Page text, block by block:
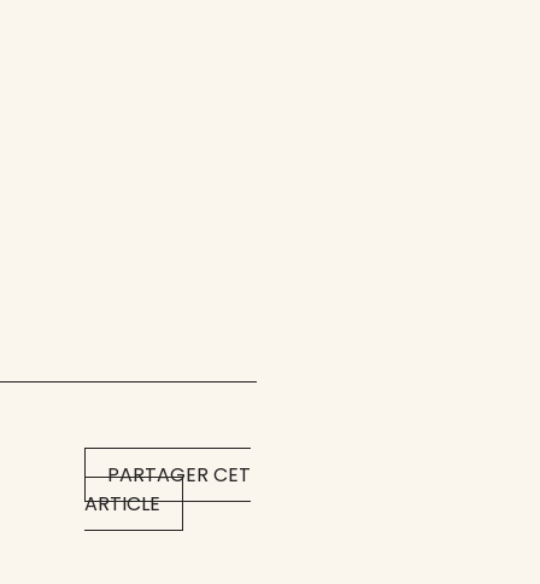
PARTAGER CET
ARTICLE